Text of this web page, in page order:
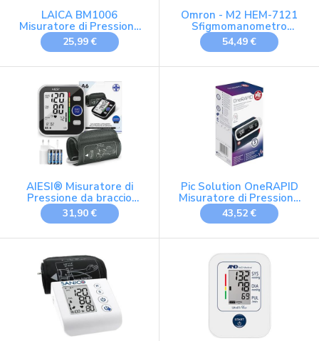
LAICA BM1006
Misuratore di Pressione
da Polso - con Custodia,
Bianco
25,99 €
Omron - M2 HEM-7121
Sfigmomanometro
digitale E con bracciale
Easy 22-32 cm,
cardiaco irregolare,
rilevamento posizione
bracciale, 32944
54,49 €
AIESI® Misuratore di
Pressione da braccio
professionale digitale
automatico per adulti A6,
USB, Garanzia Italia 24
mesi
31,90 €
Pic Solution OneRAPID
Misuratore di Pressione
Digitale da Braccio
43,52 €